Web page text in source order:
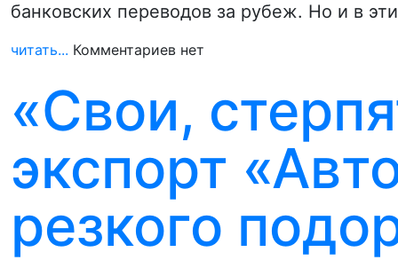
банковских переводов за рубеж. Но и в
читать... Комментариев нет
«Свои,
экспорт
резкого